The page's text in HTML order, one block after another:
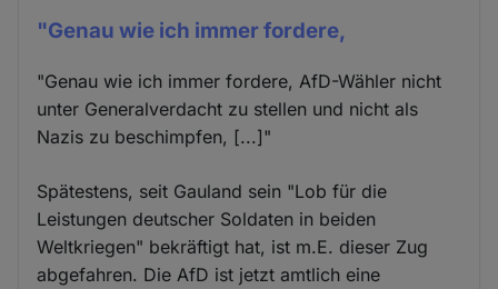
"Genau wie ich immer fordere,
"Genau wie ich immer fordere, AfD-Wähler nicht
unter Generalverdacht zu stellen und nicht als
Nazis zu beschimpfen, [...]"
Spätestens, seit Gauland sein "Lob für die
Leistungen deutscher Soldaten in beiden
Weltkriegen" bekräftigt hat, ist m.E. dieser Zug
abgefahren. Die AfD ist jetzt amtlich eine